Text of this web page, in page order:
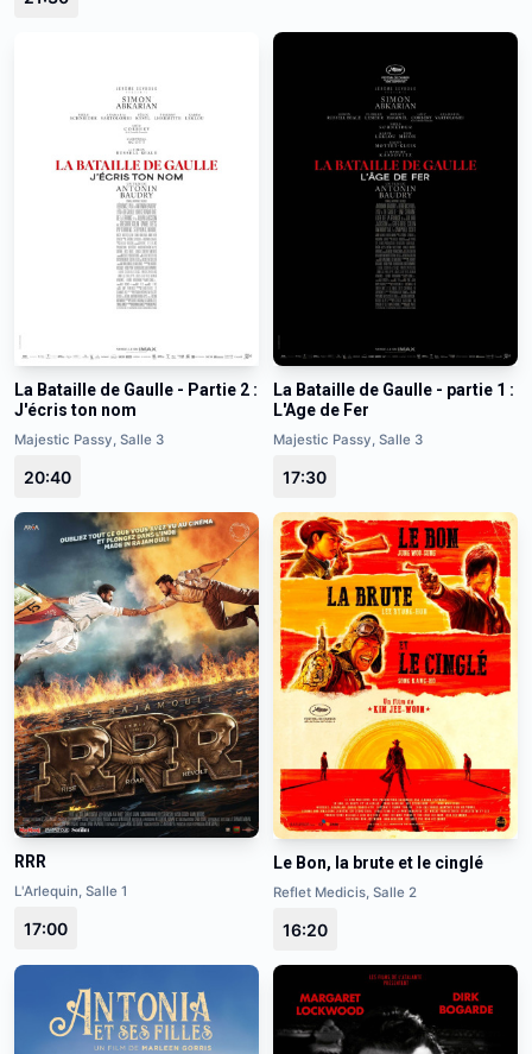
La Bataille de Gaulle - Partie 2 :
J'écris ton nom
Majestic Passy, Salle 3
20:40
La Bataille de Gaulle - partie 1 :
L'Age de Fer
Majestic Passy, Salle 3
17:30
RRR
L'Arlequin, Salle 1
17:00
Le Bon, la brute et le cinglé
Reflet Medicis, Salle 2
16:20